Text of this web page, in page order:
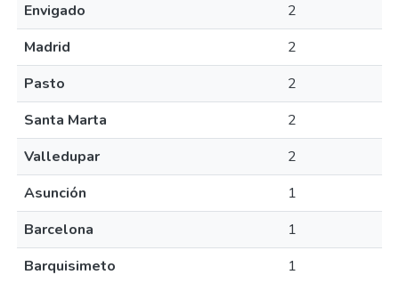
Envigado
2
Madrid
2
Pasto
2
Santa Marta
2
Valledupar
2
Asunción
1
Barcelona
1
Barquisimeto
1